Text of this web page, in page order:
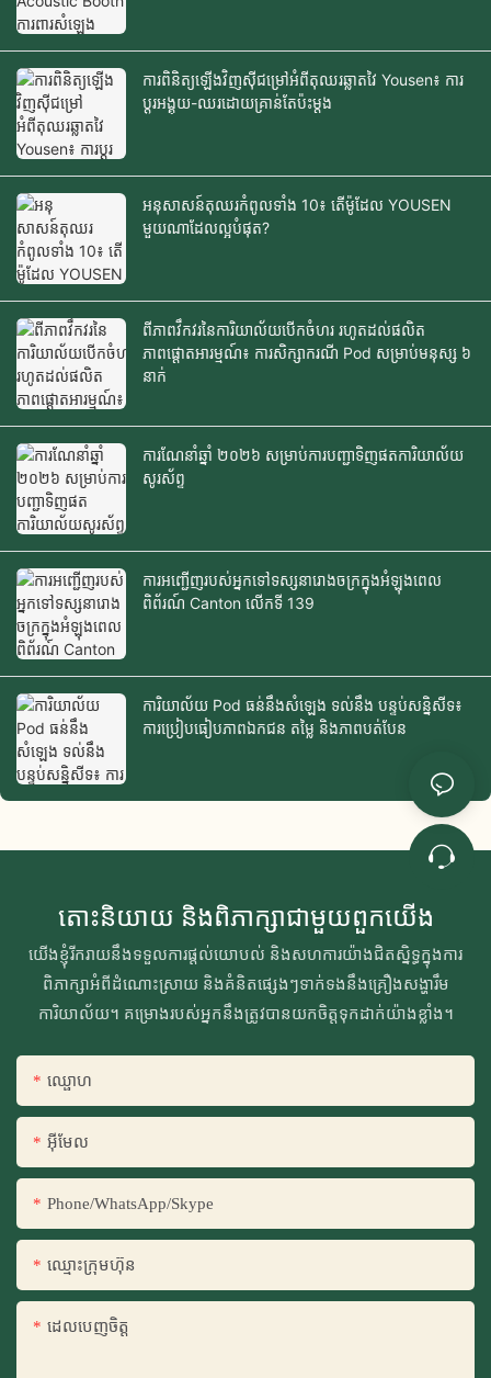
ការពិនិត្យឡើងវិញស៊ីជម្រៅអំពីតុឈរឆ្លាតវៃ Yousen៖ ការ
ប្តូរអង្គុយ-ឈរដោយគ្រាន់តែប៉ះម្តង
អនុសាសន៍តុឈរកំពូលទាំង 10៖ តើម៉ូដែល YOUSEN
មួយណាដែលល្អបំផុត?
ពីភាពវឹកវរនៃការិយាល័យបើកចំហរ រហូតដល់ផលិត
ភាពផ្តោតអារម្មណ៍៖ ការសិក្សាករណី Pod សម្រាប់មនុស្ស ៦
នាក់
ការណែនាំឆ្នាំ ២០២៦ សម្រាប់ការបញ្ជាទិញផតការិយាល័យ
សូរស័ព្ទ
ការអញ្ជើញរបស់អ្នកទៅទស្សនារោងចក្រក្នុងអំឡុងពេល
ពិព័រណ៍ Canton លើកទី 139
ការិយាល័យ Pod ធន់នឹងសំឡេង ទល់នឹង បន្ទប់សន្និសីទ៖
ការប្រៀបធៀបភាពឯកជន តម្លៃ និងភាពបត់បែន
តោះនិយាយ និងពិភាក្សាជាមួយពួកយើង
យើងខ្ញុំរីករាយនឹងទទួលការផ្ដល់យោបល់ និងសហការយ៉ាងជិតស្និទ្ធក្នុងការ
ពិភាក្សាអំពីដំណោះស្រាយ និងគំនិតផ្សេងៗទាក់ទងនឹងគ្រឿងសង្ហារឹម
ការិយាល័យ។ គម្រោងរបស់អ្នកនឹងត្រូវបានយកចិត្តទុកដាក់យ៉ាងខ្លាំង។
ឈ្ផោហ
អ៊ីមែល
Phone/WhatsApp/Skype
ឈ្មោះ​ក្រុម​ហ៊ុន
ដេលបេញចិត្ដ